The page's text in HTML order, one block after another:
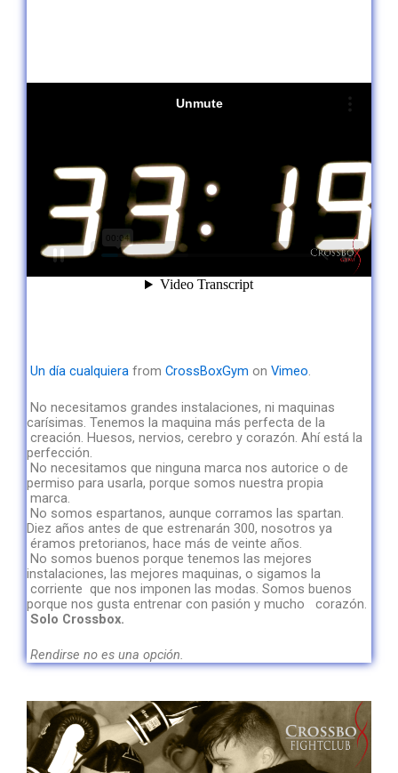
Un día cualquiera from CrossBoxGym on Vimeo.
No necesitamos grandes instalaciones, ni maquinas
carísimas. Tenemos la maquina más perfecta de la
creación. Huesos, nervios, cerebro y corazón. Ahí está la
perfección.
No necesitamos que ninguna marca nos autorice o de
permiso para usarla, porque somos nuestra propia
marca.
No somos espartanos, aunque corramos las spartan.
Diez años antes de que estrenarán 300, nosotros ya
éramos pretorianos, hace más de veinte años.
No somos buenos porque tenemos las mejores
instalaciones, las mejores maquinas, o sigamos la
corriente que nos imponen las modas. Somos buenos
porque nos gusta entrenar con pasión y mucho corazón.
Solo Crossbox.
Rendirse no es una opción.